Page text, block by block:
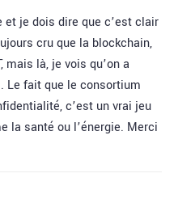
je dois dire que c’est clair
cru que la blockchain,
mais là, je vois qu’on a
Le fait que le consortium
c’est un vrai jeu
la santé ou l’énergie. Merci